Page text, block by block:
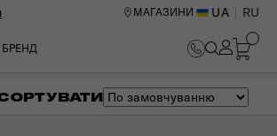
МАГАЗИНИ UA RU
БРЕНД